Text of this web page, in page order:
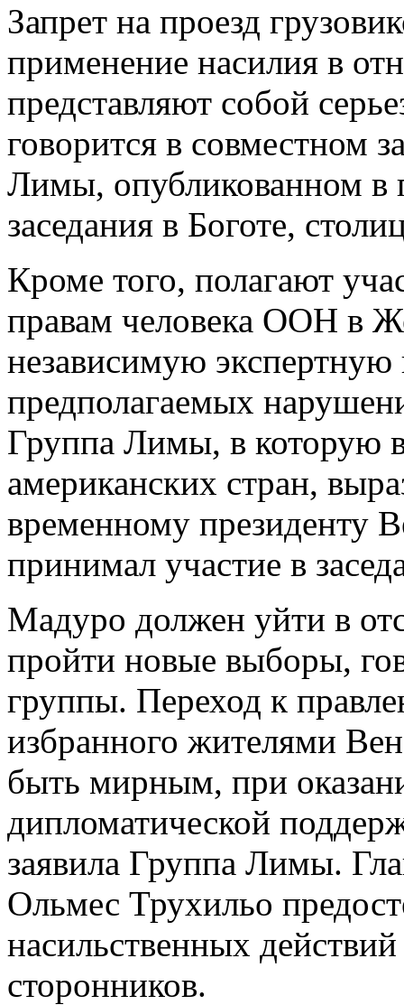
Запрет на проезд
применение насилия в
представляют собой
говорится в совместном
Лимы, опубликованном в
заседания в Боготе,
Кроме того, полагают
правам человека ООН в
независимую экспертную
предполагаемых
Группа Лимы, в которую
американских стран,
временному президенту
принимал участие в
Мадуро должен уйти в
пройти новые выборы,
группы. Переход к
избранного жителями
быть мирным, при
дипломатической
заявила Группа Лимы.
Ольмес Трухильо
насильственных
сторонников.